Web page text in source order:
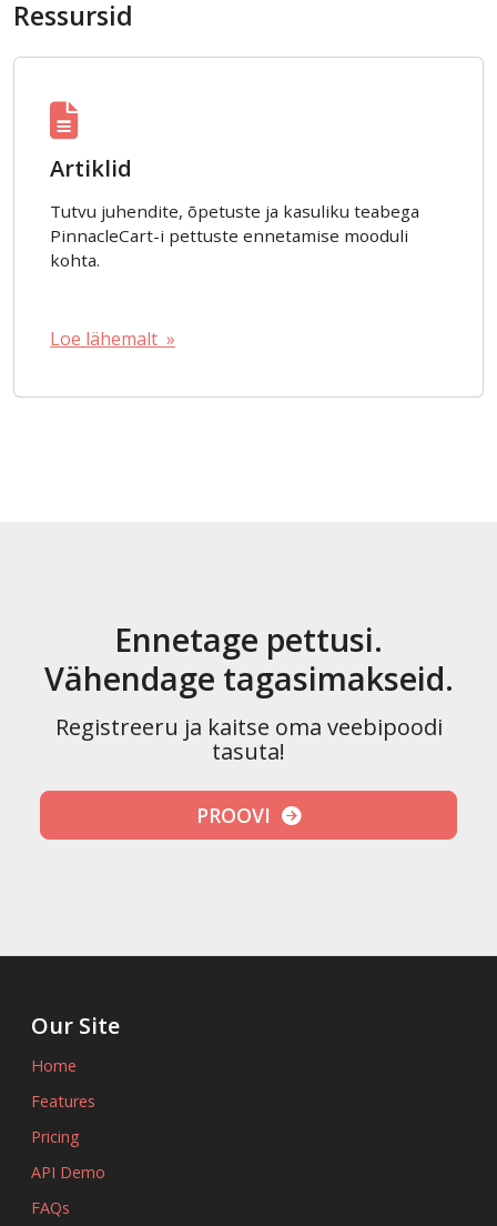
Ressursid
Artiklid
Tutvu juhendite, õpetuste ja kasuliku teabega
PinnacleCart-i pettuste ennetamise mooduli
kohta.
Loe lähemalt »
Ennetage pettusi.
Vähendage tagasimakseid.
Registreeru ja kaitse oma veebipoodi
tasuta!
PROOVI
Our Site
Home
Features
Pricing
API Demo
FAQs